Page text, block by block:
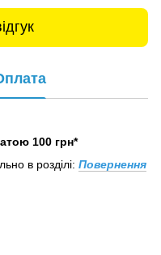
100 грн*
в розділі: Повернення